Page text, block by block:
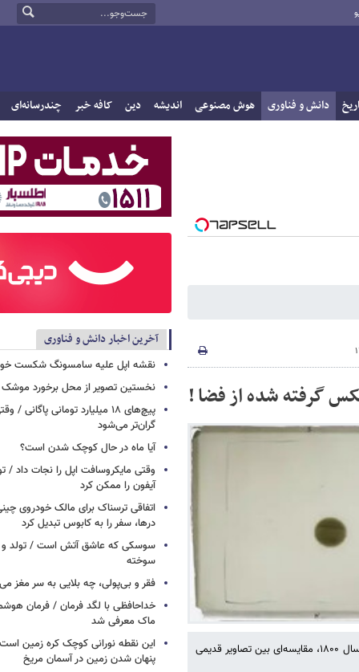
دانش و فناوری هوش مصنوعی اندیشه دین کافه خبر چندرسانه‌ای
گرفته شده از فضا !
گجت نیوز نوشت: در ادامه برای نشان دادن پیشرفت تلکسوپ های فضایی از سال ۱۸۰۰، مقایسه‌ای بین تصاویر قدیمی
آخرین اخبار دانش و فناوری
نقشه اپل علیه سامسونگ شکست
نخستین تصویر از محل برخورد موشک
پیچ‌های ۱۸ میلیارد تومانی
گران‌تر می‌شود
آیا ماه در حال کوچک شدن است؟
وقتی مایکروسافت اپل را نجات داد
آیفون را ممکن کرد
اتفاقی ترسناک برای مالک خودروی
درها، سفر را به کابوس تبدیل کرد
سوسکی که عاشق آتش است / تولد و
سوخته
فقر و بی‌پولی، چه بلایی به سر مغز
خداحافظی با لگد فرمان / فرمان
ماک معرفی شد
این نقطه نورانی کوچک کره زمین
پنهان شدن زمین در آسمان مریخ